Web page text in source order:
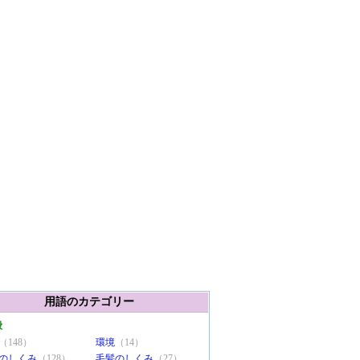
用語のカテゴリー
（148） 環境 （14）